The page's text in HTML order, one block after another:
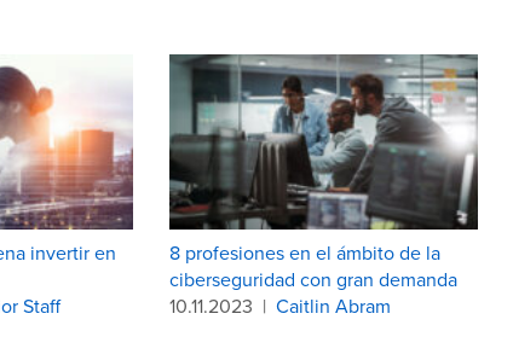
invertir en
Staff
8 profesiones en el ámbito de la
ciberseguridad con gran demanda
10.11.2023 | Caitlin Abram